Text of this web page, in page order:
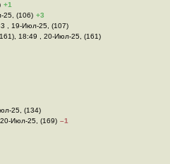
+1
25, (106) +3
, 19-Июл-25, (107)
18:49 , 20-Июл-25, (161)
25, (134)
Июл-25, (169) –1